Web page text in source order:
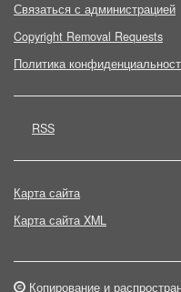
Связаться с администрацией
Copyright Removal Requests
Политика
RSS
Карта сайта
Карта сайта XML
Копирование и